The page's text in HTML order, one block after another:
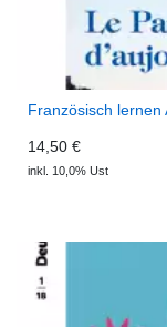
Französisch lernen
14,50 €
inkl. 10,0% Ust